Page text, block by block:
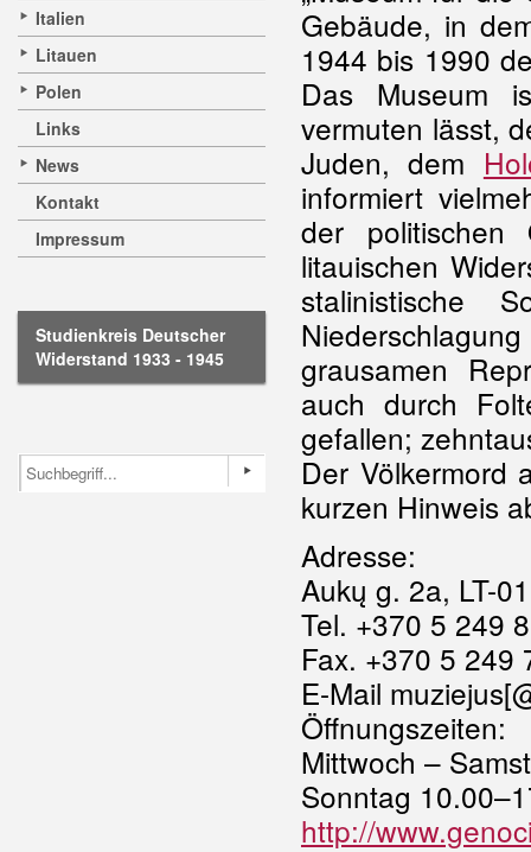
Italien
Litauen
Polen
Links
News
Kontakt
Impressum
Studienkreis Deutscher
Widerstand 1933 - 1945
Gebäude, in
1944 bis 1990
Das Museum
vermuten lässt,
Juden, dem
informiert
der politischen
litauischen
stalinistische
grausamen
auch durch
gefallen;
Der Völkermord
kurzen Hinweis
Adresse:
Aukų g. 2a, LT-
Tel. +370 5 249
Fax. +370 5 249
E-Mail
Öffnungszeiten:
Mittwoch –
Sonntag
http://